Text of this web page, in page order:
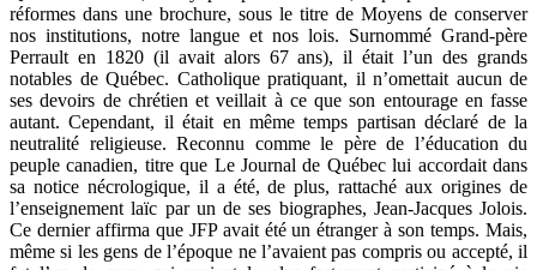
réformes dans une brochure, sous le titre de Moyens de conserver
nos institutions, notre langue et nos lois. Surnommé Grand-père
Perrault en 1820 (il avait alors 67 ans), il était l’un des grands
notables de Québec. Catholique pratiquant, il n’omettait aucun de
ses devoirs de chrétien et veillait à ce que son entourage en fasse
autant. Cependant, il était en même temps partisan déclaré de la
neutralité religieuse. Reconnu comme le père de l’éducation du
peuple canadien, titre que Le Journal de Québec lui accordait dans
sa notice nécrologique, il a été, de plus, rattaché aux origines de
l’enseignement laïc par un de ses biographes, Jean-Jacques Jolois.
Ce dernier affirma que JFP avait été un étranger à son temps. Mais,
même si les gens de l’époque ne l’avaient pas compris ou accepté, il